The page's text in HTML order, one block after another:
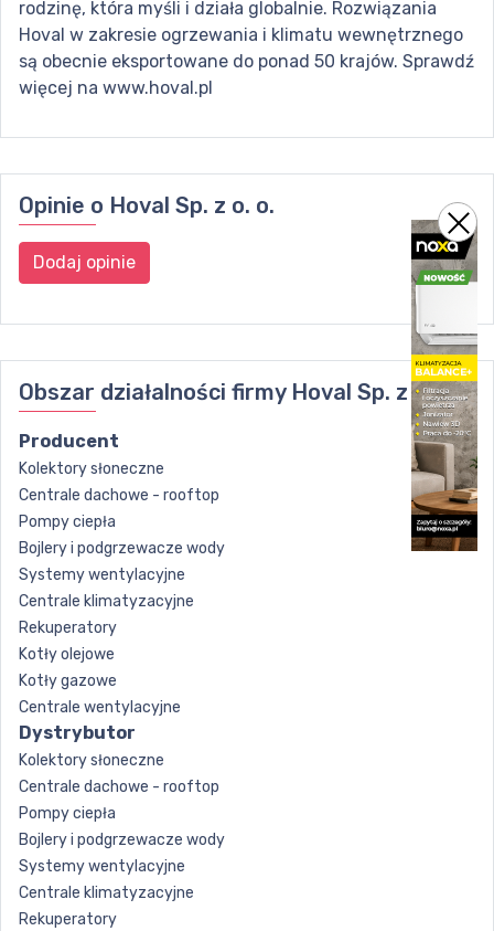
rodzinę, która myśli i działa globalnie. Rozwiązania
Hoval w zakresie ogrzewania i klimatu wewnętrznego
są obecnie eksportowane do ponad 50 krajów. Sprawdź
więcej na www.hoval.pl
Opinie o Hoval Sp. z o. o.
Dodaj opinie
Obszar działalności firmy Hoval Sp. z o. o.
Producent
Kolektory słoneczne
Centrale dachowe - rooftop
Pompy ciepła
Bojlery i podgrzewacze wody
Systemy wentylacyjne
Centrale klimatyzacyjne
Rekuperatory
Kotły olejowe
Kotły gazowe
Centrale wentylacyjne
Dystrybutor
Kolektory słoneczne
Centrale dachowe - rooftop
Pompy ciepła
Bojlery i podgrzewacze wody
Systemy wentylacyjne
Centrale klimatyzacyjne
Rekuperatory